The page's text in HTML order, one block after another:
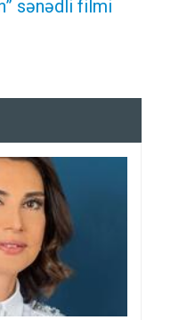
sənədli filmi